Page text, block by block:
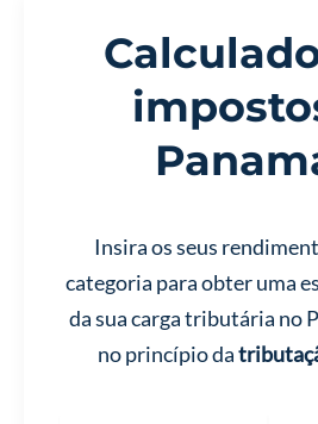
Insira os seus
categoria para obter uma
da sua carga tributária no
no princípio da